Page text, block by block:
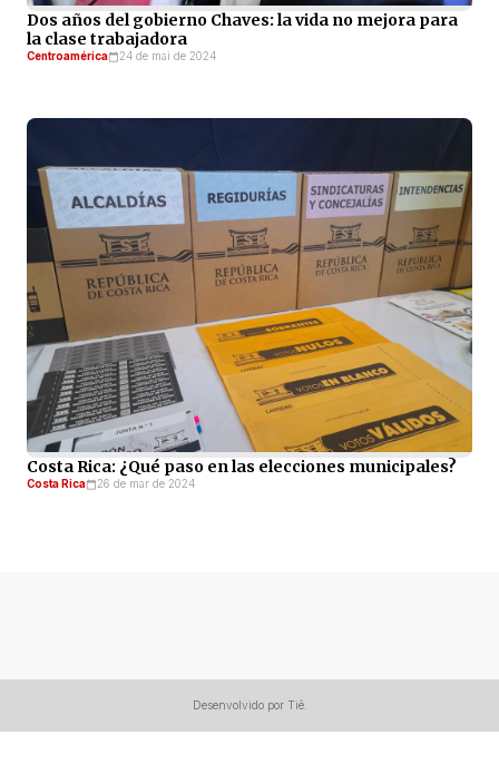
Dos años del gobierno Chaves: la vida no mejora para
la clase trabajadora
Centroamérica 24 de mai de 2024
Costa Rica: ¿Qué paso en las elecciones municipales?
Costa Rica 26 de mar de 2024
Desenvolvido por Tiê.